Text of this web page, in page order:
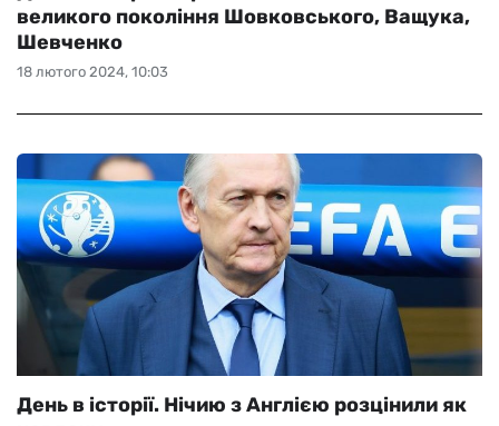
18 лютого 2024, 10:03
великого покоління Шовковського, Ващука,
Шевченко
День в історії. Нічию з Англією розцінили як